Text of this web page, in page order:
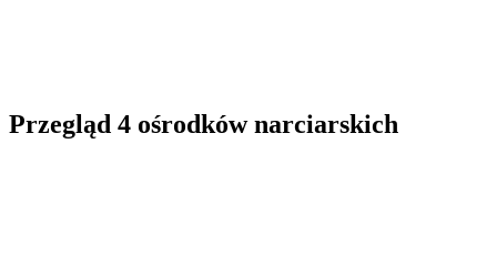
Przegląd 4 ośrodków narciarskich